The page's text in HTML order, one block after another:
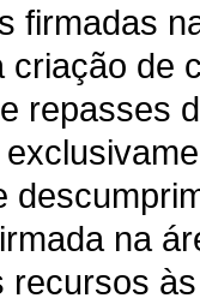
firmadas
criação de
repasses
na
recursos